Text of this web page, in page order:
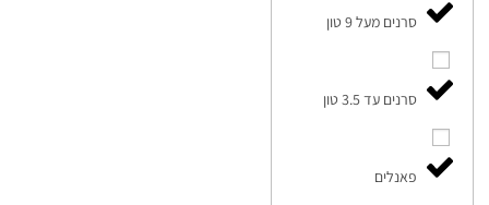
סרנים מעל 9 טון
סרנים עד 3.5 טון
פאנלים